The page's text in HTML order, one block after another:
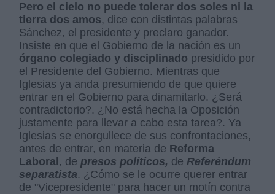
Pero el cielo no puede tolerar dos soles ni la
tierra dos amos, dice con distintas palabras
Sánchez, el presidente y preclaro ganador.
Insiste en que el Gobierno de la nación es un
órgano colegiado y disciplinado presidido por
el Presidente del Gobierno. Mientras que
Iglesias ya anda presumiendo de que quiere
entrar en el Gobierno para dinamitarlo. ¿Será
contradictorio?. ¿No está hecha la Oposición
justamente para llevar a cabo esta tarea?. Ya
Iglesias se enorgullece de sus confrontaciones,
antes de entrar, en materia de Reforma
Laboral , depresos políticos, deReferéndum
separatista. ¿Cómo se le ocurre querer entrar
de "Vicepresidente" para hacer un motín contra